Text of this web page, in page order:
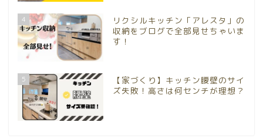
4
リクシルキッチン「アレスタ」の
収納をブログで全部見せちゃいま
す！
5
【家づくり】キッチン腰壁のサイ
ズ失敗！高さは何センチが理想？